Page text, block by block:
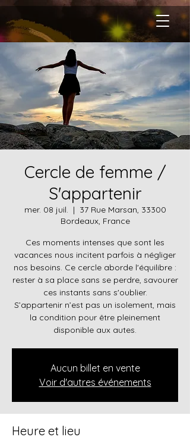
Cercle de femme /
S'appartenir
mer. 08 juil.
  |
37 Rue Marsan, 33300
Bordeaux, France
Ces moments intenses que sont les
vacances nous incitent parfois à négliger
nos besoins. Ce cercle aborde l'équilibre :
rester à sa place sans se perdre, savourer
ces instants sans s'oublier.
S’appartenir n’est pas un isolement, mais
la condition pour être pleinement
disponible aux autes.
Aucun billet en vente
Voir d'autres événements
Heure et lieu